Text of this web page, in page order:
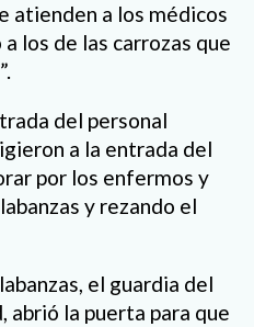
atienden a los médicos
los de las carrozas que
del personal
a la entrada del
por los enfermos y
y rezando el
el guardia del
abrió la puerta para que